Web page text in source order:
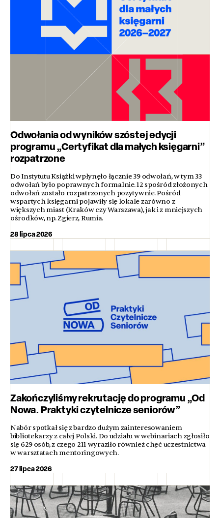
Odwołania od wyników szóstej edycji
programu „Certyfikat dla małych księgarni”
rozpatrzone
Do Instytutu Książki wpłynęło łącznie 39 odwołań, w tym 33
odwołań było poprawnych formalnie. 12 spośród złożonych
odwołań zostało rozpatrzonych pozytywnie. Pośród
wspartych księgarni pojawiły się lokale zarówno z
większych miast (Kraków czy Warszawa), jak i z mniejszych
ośrodków, np. Zgierz, Rumia.
28 lipca 2026
Zakończyliśmy rekrutację do programu „Od
Nowa. Praktyki czytelnicze seniorów”
Nabór spotkał się z bardzo dużym zainteresowaniem
bibliotekarzy z całej Polski. Do udziału w webinariach zgłosiło
się 629 osób, z czego 211 wyraziło również chęć uczestnictwa
w warsztatach mentoringowych.
27 lipca 2026